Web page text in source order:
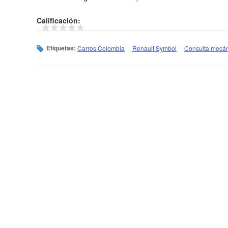
Calificación:
Etiquetas: Carros Colombia Renault Symbol Consulta